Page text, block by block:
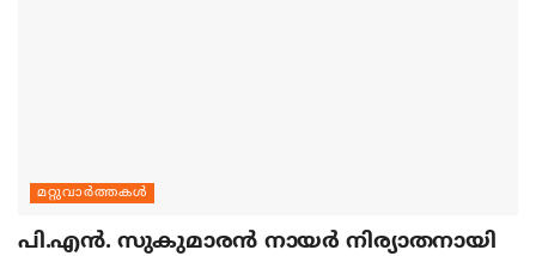
മറ്റുവാര്‍ത്തകള്‍
പി.എന്‍. സുകുമാരന്‍ നായര്‍ നിര്യാതനായി